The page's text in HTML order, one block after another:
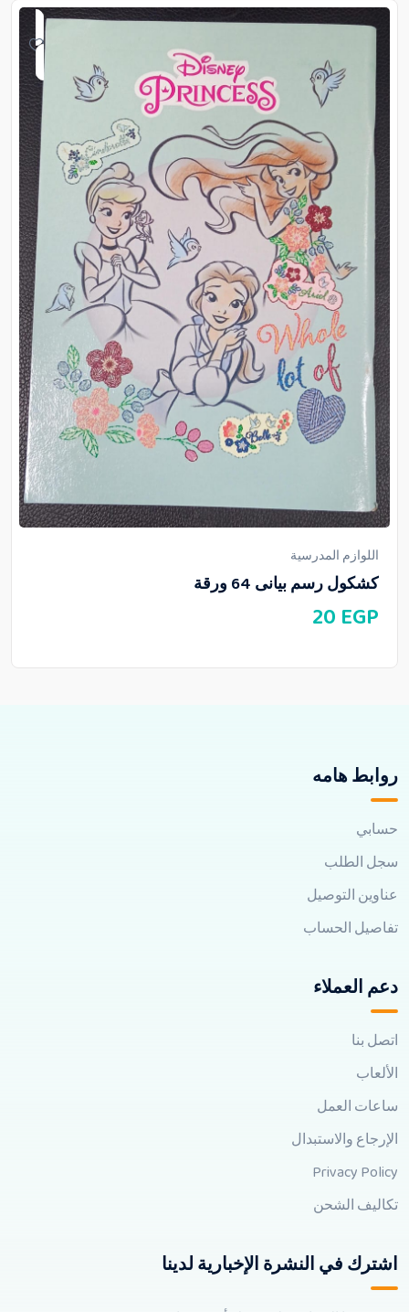
اللوازم المدرسية
كشكول رسم بيانى 64 ورقة
20 EGP
روابط هامه
حسابي
سجل الطلب
عناوين التوصيل
تفاصيل الحساب
دعم العملاء
اتصل بنا
الألعاب
ساعات العمل
الإرجاع والاستبدال
Privacy Policy
تكاليف الشحن
اشترك في النشرة الإخبارية لدينا